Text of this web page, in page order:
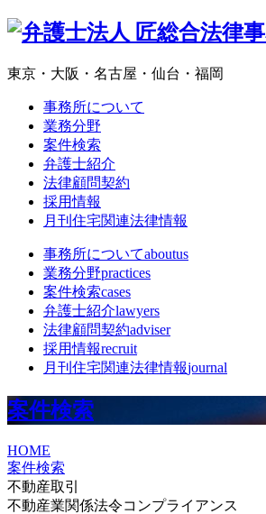
東京・大阪・名古屋・仙台・福岡
事務所について
業務分野
案件検索
弁護士紹介
法律顧問契約
採用情報
月刊住宅関連法律情報
事務所についてaboutus
業務分野practices
案件検索cases
弁護士紹介lawyers
法律顧問契約adviser
採用情報recruit
月刊住宅関連法律情報journal
案件検索
HOME
案件検索
不動産取引
不動産業関係法令コンプライアンス